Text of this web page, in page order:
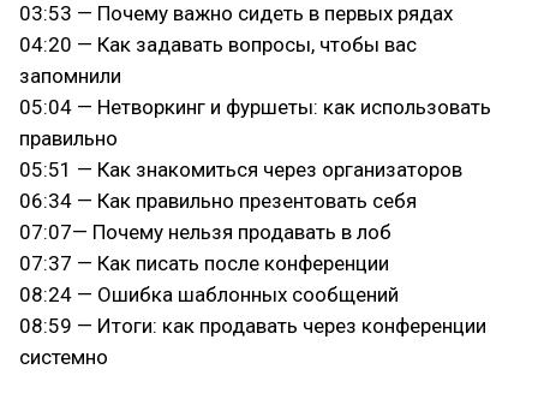
03:53 — Почему важно сидеть в первых рядах
04:20 — Как задавать вопросы, чтобы вас
запомнили
05:04 — Нетворкинг и фуршеты: как использовать
правильно
05:51 — Как знакомиться через организаторов
06:34 — Как правильно презентовать себя
07:07— Почему нельзя продавать в лоб
07:37 — Как писать после конференции
08:24 — Ошибка шаблонных сообщений
08:59 — Итоги: как продавать через конференции
системно